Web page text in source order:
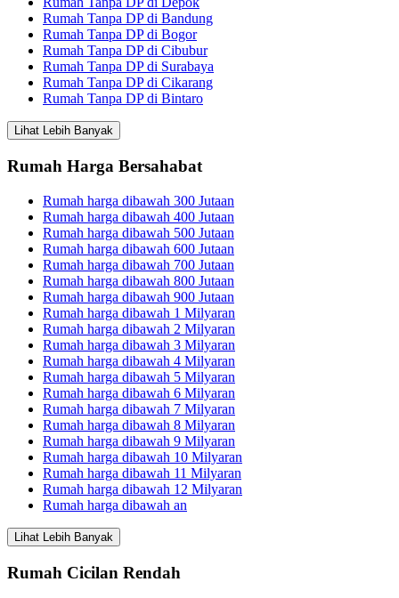
Rumah Tanpa DP di Bandung
Rumah Tanpa DP di Bogor
Rumah Tanpa DP di Cibubur
Rumah Tanpa DP di Surabaya
Rumah Tanpa DP di Cikarang
Rumah Tanpa DP di Bintaro
Lihat Lebih Banyak
Rumah Harga Bersahabat
Rumah harga dibawah 300 Jutaan
Rumah harga dibawah 400 Jutaan
Rumah harga dibawah 500 Jutaan
Rumah harga dibawah 600 Jutaan
Rumah harga dibawah 700 Jutaan
Rumah harga dibawah 800 Jutaan
Rumah harga dibawah 900 Jutaan
Rumah harga dibawah 1 Milyaran
Rumah harga dibawah 2 Milyaran
Rumah harga dibawah 3 Milyaran
Rumah harga dibawah 4 Milyaran
Rumah harga dibawah 5 Milyaran
Rumah harga dibawah 6 Milyaran
Rumah harga dibawah 7 Milyaran
Rumah harga dibawah 8 Milyaran
Rumah harga dibawah 9 Milyaran
Rumah harga dibawah 10 Milyaran
Rumah harga dibawah 11 Milyaran
Rumah harga dibawah 12 Milyaran
Rumah harga dibawah an
Lihat Lebih Banyak
Rumah Cicilan Rendah